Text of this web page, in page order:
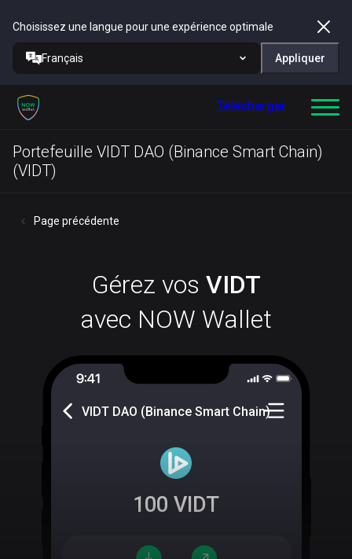
Choisissez une langue pour une expérience optimale
Français Appliquer
Télécharger
Portefeuille VIDT DAO (Binance Smart Chain)
(VIDT)
Page précédente
Gérez vos VIDT
avec NOW Wallet
VIDT DAO (Binance Smart Chain)
100 VIDT